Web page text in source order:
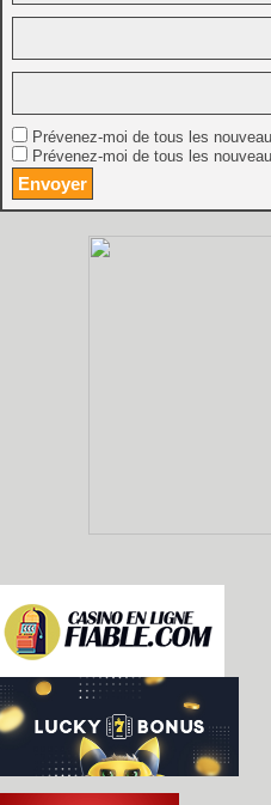
Prévenez-moi de tous les
Prévenez-moi de tous les